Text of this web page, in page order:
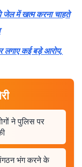
जेल में खत्म करना चाहते
लगाए कई बड़े आरोप,
ने पुलिस पर
संगठन भंग करने के